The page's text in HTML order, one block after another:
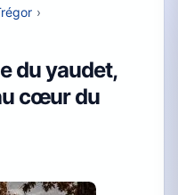
›
du yaudet,
cœur du